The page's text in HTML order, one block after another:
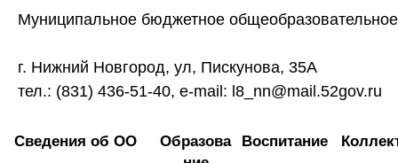
Муниципальное бюджетное
г. Нижний Новгород, ул, Пискунова, 35А
тел.: (831) 436-51-40, e-mail: l8_nn@mail.52gov.ru
Сведения об ОО
Образова
Воспитание